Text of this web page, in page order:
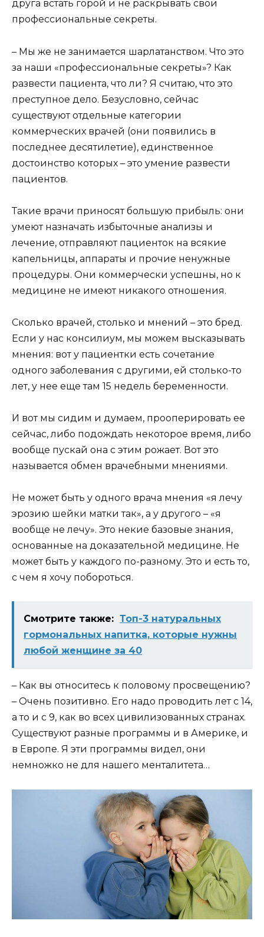
друга встать горой и не раскрывать свои
профессиональные секреты.
– Мы же не занимается шарлатанством. Что это
за наши «профессиональные секреты»? Как
развести пациента, что ли? Я считаю, что это
преступное дело. Безусловно, сейчас
существуют отдельные категории
коммерческих врачей (они появились в
последнее десятилетие), единственное
достоинство которых – это умение развести
пациентов.
Такие врачи приносят большую прибыль: они
умеют назначать избыточные анализы и
лечение, отправляют пациенток на всякие
капельницы, аппараты и прочие ненужные
процедуры. Они коммерчески успешны, но к
медицине не имеют никакого отношения.
Сколько врачей, столько и мнений – это бред.
Если у нас консилиум, мы можем высказывать
мнения: вот у пациентки есть сочетание
одного заболевания с другими, ей столько-то
лет, у нее еще там 15 недель беременности.
И вот мы сидим и думаем, прооперировать ее
сейчас, либо подождать некоторое время, либо
вообще пускай она с этим рожает. Вот это
называется обмен врачебными мнениями.
Не может быть у одного врача мнения «я лечу
эрозию шейки матки так», а у другого – «я
вообще не лечу». Это некие базовые знания,
основанные на доказательной медицине. Не
может быть у каждого по-разному. Это и есть то,
с чем я хочу побороться.
Смотрите также: Топ-3 натуральных
гормональных напитка, которые нужны
любой женщине за 40
– Как вы относитесь к половому просвещению?
– Очень позитивно. Его надо проводить лет с 14,
а то и с 9, как во всех цивилизованных странах.
Существуют разные программы и в Америке, и
в Европе. Я эти программы видел, они
немножко не для нашего менталитета…